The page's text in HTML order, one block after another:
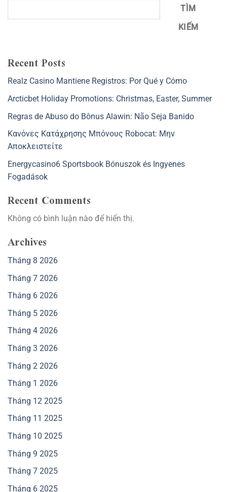
TÌM
KIẾM
Recent Posts
Realz Casino Mantiene Registros: Por Qué y Cómo
Arcticbet Holiday Promotions: Christmas, Easter, Summer
Regras de Abuso do Bônus Alawin: Não Seja Banido
Κανόνες Κατάχρησης Μπόνους Robocat: Μην
Αποκλειστείτε
Energycasino6 Sportsbook Bónuszok és Ingyenes
Fogadások
Recent Comments
Không có bình luận nào để hiển thị.
Archives
Tháng 8 2026
Tháng 7 2026
Tháng 6 2026
Tháng 5 2026
Tháng 4 2026
Tháng 3 2026
Tháng 2 2026
Tháng 1 2026
Tháng 12 2025
Tháng 11 2025
Tháng 10 2025
Tháng 9 2025
Tháng 7 2025
Tháng 6 2025